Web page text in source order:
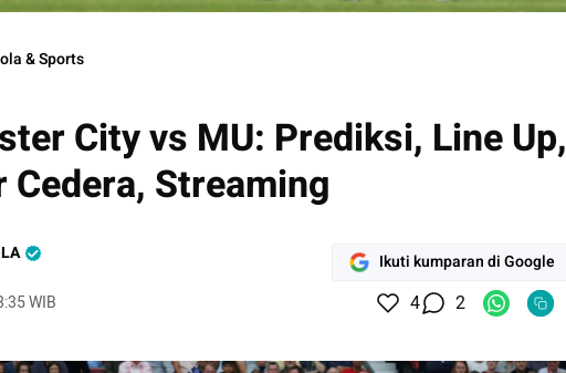
& Sports
City vs MU: Prediksi, Line Up,
Cedera, Streaming
Ikuti kumparan di Google
WIB
4 2